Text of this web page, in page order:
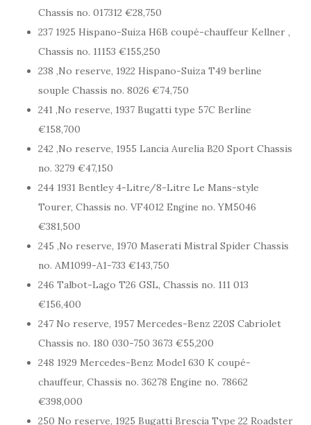
Chassis no. 017312 €28,750
237 1925 Hispano-Suiza H6B coupé-chauffeur Kellner ,
Chassis no. 11153 €155,250
238 ,No reserve, 1922 Hispano-Suiza T49 berline
souple Chassis no. 8026 €74,750
241 ,No reserve, 1937 Bugatti type 57C Berline
€158,700
242 ,No reserve, 1955 Lancia Aurelia B20 Sport Chassis
no. 3279 €47,150
244 1931 Bentley 4-Litre/8-Litre Le Mans-style
Tourer, Chassis no. VF4012 Engine no. YM5046
€381,500
245 ,No reserve, 1970 Maserati Mistral Spider Chassis
no. AM1099-A1-733 €143,750
246 Talbot-Lago T26 GSL, Chassis no. 111 013
€156,400
247 No reserve, 1957 Mercedes-Benz 220S Cabriolet
Chassis no. 180 030-750 3673 €55,200
248 1929 Mercedes-Benz Model 630 K coupé-
chauffeur, Chassis no. 36278 Engine no. 78662
€398,000
250 No reserve, 1925 Bugatti Brescia Type 22 Roadster